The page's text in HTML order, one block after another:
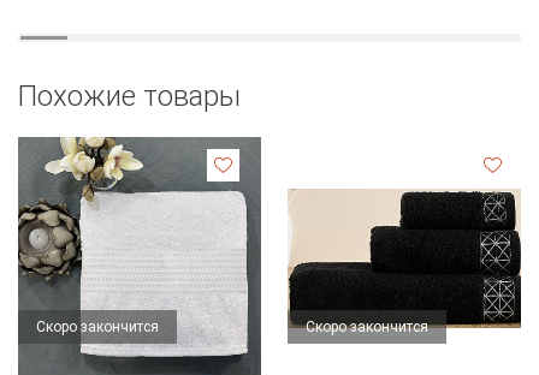
Похожие товары
Скоро закончится Скоро закончится